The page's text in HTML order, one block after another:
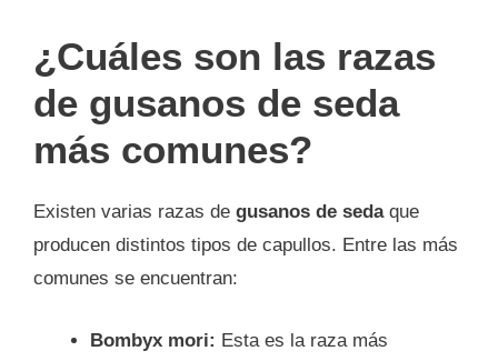
¿Cuáles son las razas
de gusanos de seda
más comunes?
Existen varias razas de gusanos de sedaque
producen distintos tipos de capullos. Entre las más
comunes se encuentran:
Bombyx mori: Esta es la raza más